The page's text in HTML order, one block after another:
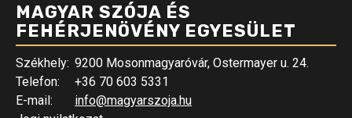
MAGYAR SZÓJA ÉS
FEHÉRJENÖVÉNY EGYESÜLET
Székhely: 9200 Mosonmagyaróvár, Ostermayer u. 24.
Telefon:
+36 70 603 5331
E-mail:
info@magyarszoja.hu